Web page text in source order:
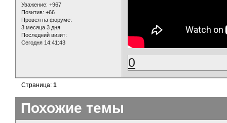
Уважение: +967
Позитив: +66
Провел на форуме:
3 месяца 3 дня
Последний визит:
Сегодня 14:41:43
0
Страница:1
Похожие темы